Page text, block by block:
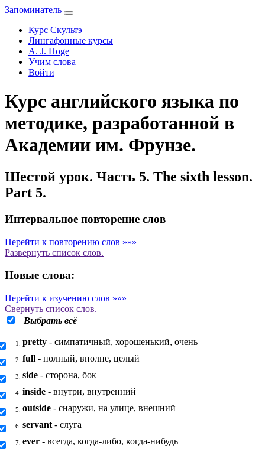
Запоминатель
Курс Скультэ
Лингафонные курсы
A. J. Hoge
Учим слова
Войти
Курс английского языка по
методике, разработанной в
Академии им. Фрунзе.
Шестой урок. Часть 5. The sixth lesson.
Part 5.
Интервальное повторение слов
Перейти к повторению слов »»»
Развернуть список слов.
Новые слова:
Перейти к изучению слов »»»
Свернуть список слов.
Выбрать всё
1. pretty - симпатичный, хорошенький, очень
2. full - полный, вполне, целый
3. side - сторона, бок
4. inside - внутри, внутренний
5. outside - снаружи, на улице, внешний
6. servant - слуга
7. ever - всегда, когда-либо, когда-нибудь